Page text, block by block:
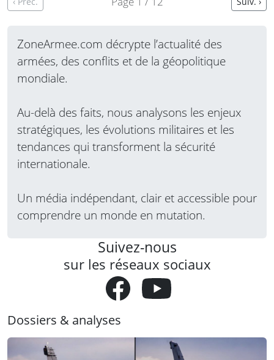
ZoneArmee.com décrypte l’actualité des
armées, des conflits et de la géopolitique
mondiale.
Au-delà des faits, nous analysons les enjeux
stratégiques, les évolutions militaires et les
tendances qui transforment la sécurité
internationale.
Un média indépendant, clair et accessible pour
comprendre un monde en mutation.
Suivez-nous
sur les réseaux sociaux
Dossiers & analyses